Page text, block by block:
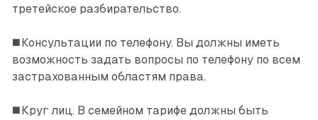
третейское разбирательство.
◼️ Консультации по телефону. Вы должны иметь
возможность задать вопросы по телефону по всем
застрахованным областям права.
◼️ Круг лиц. В семейном тарифе должны быть